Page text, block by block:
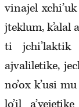
vinajel
jteklum, k’alal
ti jchi’laktik
ajvaliletike,
no’ox k’usi